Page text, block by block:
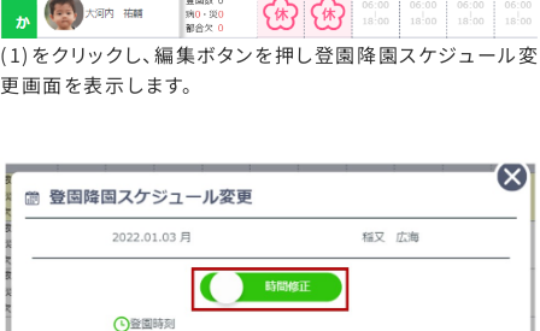
(1)をクリックし、編集ボタンを押し登園降園スケジュール変
更画面を表示します。